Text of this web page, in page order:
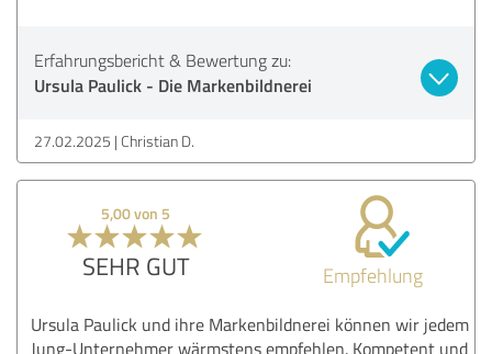
Erfahrungsbericht & Bewertung zu:
Ursula Paulick - Die Markenbildnerei
27.02.2025 Christian D.
5,00 von 5
SEHR GUT Empfehlung
Ursula Paulick und ihre Markenbildnerei können wir jedem
Jung-Unternehmer wärmstens empfehlen. Kompetent und